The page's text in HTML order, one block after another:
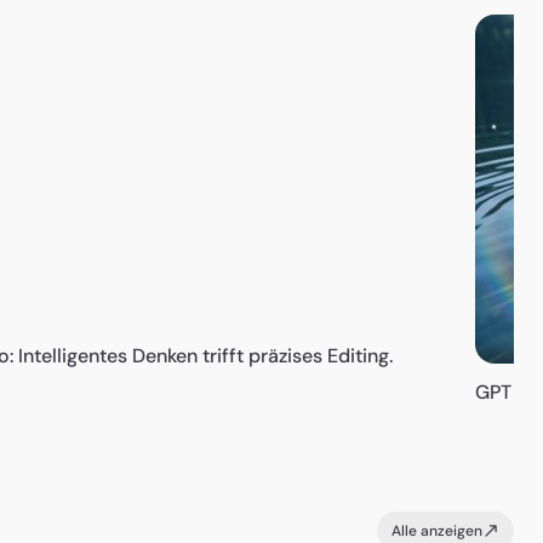
Intelligentes Denken trifft präzises Editing.
GPT
Alle anzeigen